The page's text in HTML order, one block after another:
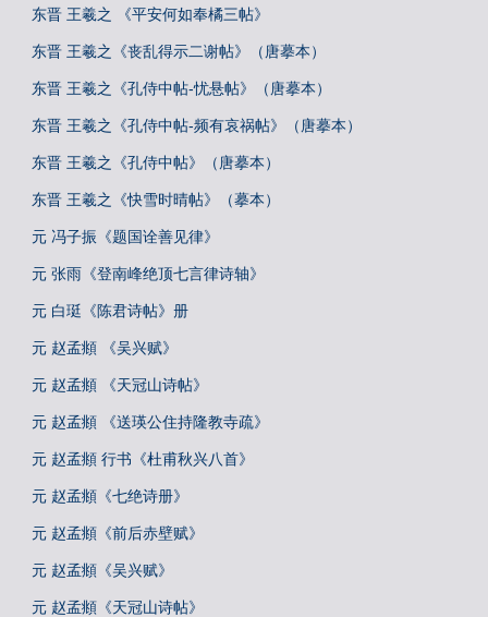
东晋 王羲之 《平安何如奉橘三帖》
东晋 王羲之《丧乱得示二谢帖》（唐摹本）
东晋 王羲之《孔侍中帖-忧悬帖》（唐摹本）
东晋 王羲之《孔侍中帖-频有哀祸帖》（唐摹本）
东晋 王羲之《孔侍中帖》（唐摹本）
东晋 王羲之《快雪时晴帖》（摹本）
元 冯子振《题国诠善见律》
元 张雨《登南峰绝顶七言律诗轴》
元 白珽《陈君诗帖》册
元 赵孟頫 《吴兴赋》
元 赵孟頫 《天冠山诗帖》
元 赵孟頫 《送瑛公住持隆教寺疏》
元 赵孟頫 行书《杜甫秋兴八首》
元 赵孟頫《七绝诗册》
元 赵孟頫《前后赤壁赋》
元 赵孟頫《吴兴赋》
元 赵孟頫《天冠山诗帖》